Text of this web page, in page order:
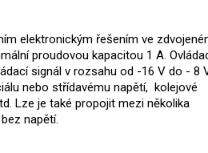
elektronickým řešením ve
proudovou kapacitou 1 A.
signál v rozsahu od -16 V do - 8
nebo střídavému napětí, kolejové
Lze je také propojit mezi několika
napětí.